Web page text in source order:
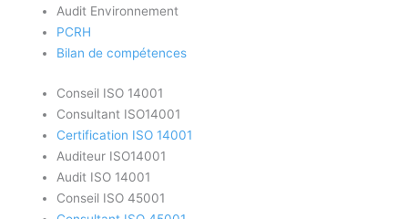
Audit Environnement
PCRH
Bilan de compétences
Conseil ISO 14001
Consultant ISO14001
Certification ISO 14001
Auditeur ISO14001
Audit ISO 14001
Conseil ISO 45001